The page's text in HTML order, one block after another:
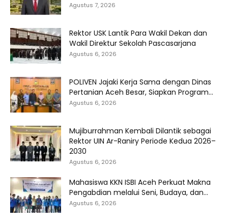
Agustus 7, 2026
Rektor USK Lantik Para Wakil Dekan dan
Wakil Direktur Sekolah Pascasarjana
Agustus 6, 2026
POLIVEN Jajaki Kerja Sama dengan Dinas
Pertanian Aceh Besar, Siapkan Program...
Agustus 6, 2026
Mujiburrahman Kembali Dilantik sebagai
Rektor UIN Ar-Raniry Periode Kedua 2026–
2030
Agustus 6, 2026
Mahasiswa KKN ISBI Aceh Perkuat Makna
Pengabdian melalui Seni, Budaya, dan...
Agustus 6, 2026